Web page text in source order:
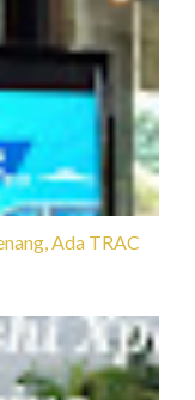
Ada TRAC